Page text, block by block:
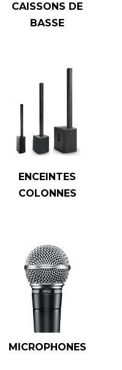
CAISSONS DE
BASSE
ENCEINTES
COLONNES
MICROPHONES